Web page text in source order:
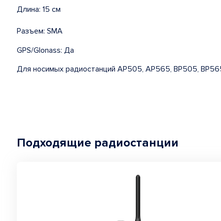
Длина: 15 см
Разъем: SMA
GPS/Glonass: Да
Для носимых радиостанций AP505, AP565, BP505,
Подходящие радиостанции